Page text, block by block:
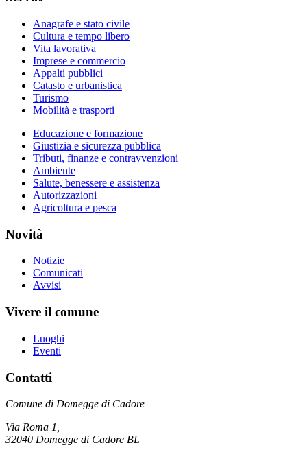
Anagrafe e stato civile
Cultura e tempo libero
Vita lavorativa
Imprese e commercio
Appalti pubblici
Catasto e urbanistica
Turismo
Mobilità e trasporti
Educazione e formazione
Giustizia e sicurezza pubblica
Tributi, finanze e contravvenzioni
Ambiente
Salute, benessere e assistenza
Autorizzazioni
Agricoltura e pesca
Novità
Notizie
Comunicati
Avvisi
Vivere il comune
Luoghi
Eventi
Contatti
Comune di Domegge di Cadore
Via Roma 1,
32040 Domegge di Cadore BL